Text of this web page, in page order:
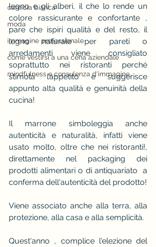
camicia bianca
moda
immagine professionale
come vestirsi a una cena aziendale
mindfulness e consulenza d'immagine
legno e gli alberi, il che lo rende un
colore rassicurante e confortante ,
pare che ispiri qualità e del resto, il
legno naturale per pareti o
arredamenti viene consigliato
soprattutto nei ristoranti perché
stimola l’appetito e suggerisce
appunto alta qualità e genuinità della
cucina!
Il marrone simboleggia anche
autenticità e naturalità, infatti viene
usato molto, oltre che nei ristoranti!,
direttamente nel packaging dei
prodotti alimentari o di antiquariato  a
conferma dell'autenticità del prodotto!
Viene associato anche alla terra, alla
protezione, alla casa e alla semplicità.
Quest'anno , complice l'elezione del